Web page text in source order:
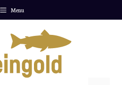
Menu